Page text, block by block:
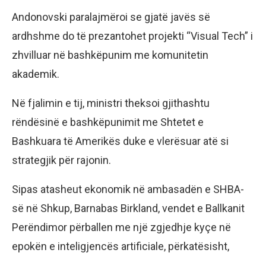
Andonovski paralajmëroi se gjatë javës së
ardhshme do të prezantohet projekti “Visual Tech” i
zhvilluar në bashkëpunim me komunitetin
akademik.
Në fjalimin e tij, ministri theksoi gjithashtu
rëndësinë e bashkëpunimit me Shtetet e
Bashkuara të Amerikës duke e vlerësuar atë si
strategjik për rajonin.
Sipas atasheut ekonomik në ambasadën e SHBA-
së në Shkup, Barnabas Birkland, vendet e Ballkanit
Perëndimor përballen me një zgjedhje kyçe në
epokën e inteligjencës artificiale, përkatësisht,